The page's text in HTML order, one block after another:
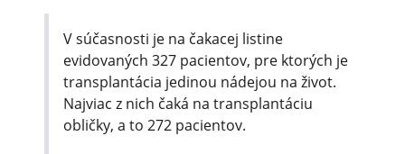
V súčasnosti je na čakacej listine
evidovaných 327 pacientov, pre ktorých je
transplantácia jedinou nádejou na život.
Najviac z nich čaká na transplantáciu
obličky, a to 272 pacientov.